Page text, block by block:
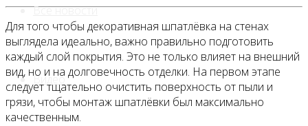
Все новости
Видео
Для того чтобы декоративная шпатлёвка на стенах
выглядела идеально, важно правильно подготовить
каждый слой покрытия. Это не только влияет на внешний
вид, но и на долговечность отделки. На первом этапе
следует тщательно очистить поверхность от пыли и
грязи, чтобы монтаж шпатлёвки был максимально
качественным.